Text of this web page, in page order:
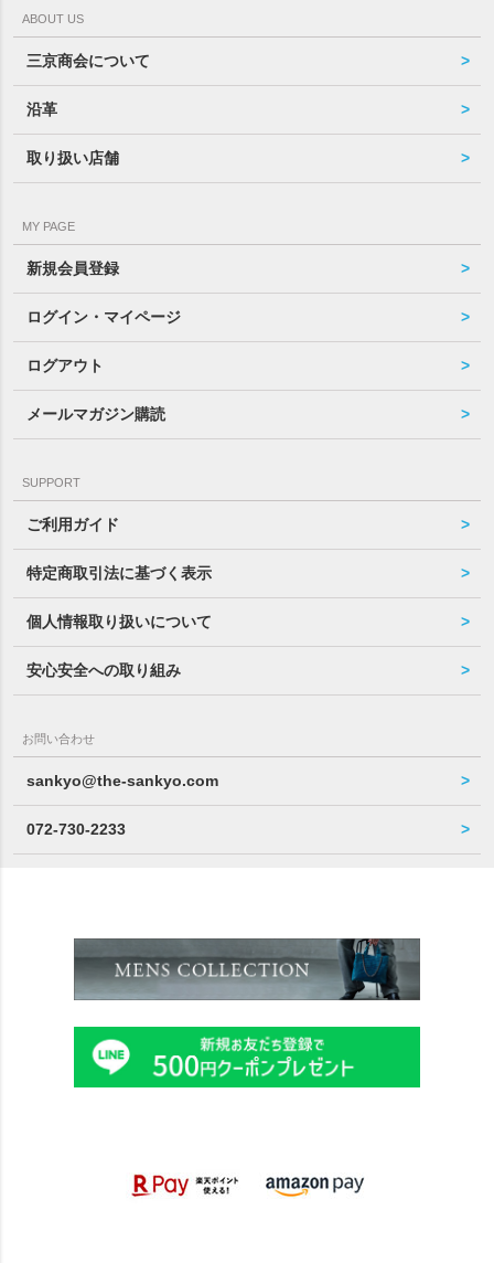
ABOUT US
三京商会について
沿革
取り扱い店舗
MY PAGE
新規会員登録
ログイン・マイページ
ログアウト
メールマガジン購読
SUPPORT
ご利用ガイド
特定商取引法に基づく表示
個人情報取り扱いについて
安心安全への取り組み
お問い合わせ
sankyo@the-sankyo.com
072-730-2233